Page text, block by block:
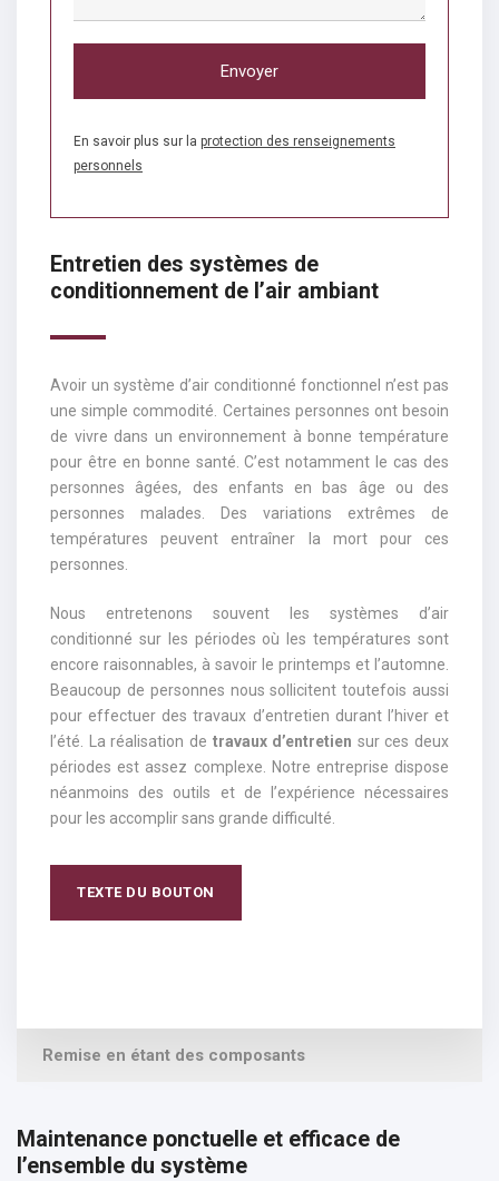
Envoyer
En savoir plus sur la protection des renseignements
personnels
Entretien des systèmes de
conditionnement de l’air ambiant
Avoir un système d’air conditionné fonctionnel n’est pas
une simple commodité. Certaines personnes ont besoin
de vivre dans un environnement à bonne température
pour être en bonne santé. C’est notamment le cas des
personnes âgées, des enfants en bas âge ou des
personnes malades. Des variations extrêmes de
températures peuvent entraîner la mort pour ces
personnes.
Nous entretenons souvent les systèmes d’air
conditionné sur les périodes où les températures sont
encore raisonnables, à savoir le printemps et l’automne.
Beaucoup de personnes nous sollicitent toutefois aussi
pour effectuer des travaux d’entretien durant l’hiver et
l’été. La réalisation de travaux d’entretien sur ces deux
périodes est assez complexe. Notre entreprise dispose
néanmoins des outils et de l’expérience nécessaires
pour les accomplir sans grande difficulté.
TEXTE DU BOUTON
Remise en étant des composants
Maintenance ponctuelle et efficace de
l’ensemble du système